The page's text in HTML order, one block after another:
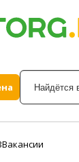
Вакансии